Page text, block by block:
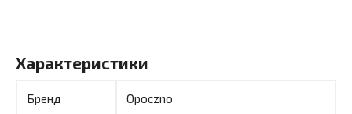
Характеристики
Бренд Opoczno